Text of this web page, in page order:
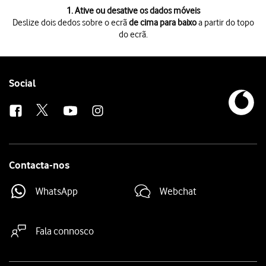
1. Ative ou desative os dados móveis
Deslize dois dedos sobre o ecrãde cima para baixoa partir do topo
do ecrã.
Primao ícone de dados móveispara ativar ou desativar a função.
Follow
Social
Contacta-nos
WhatsApp Webchat
Fala connosco